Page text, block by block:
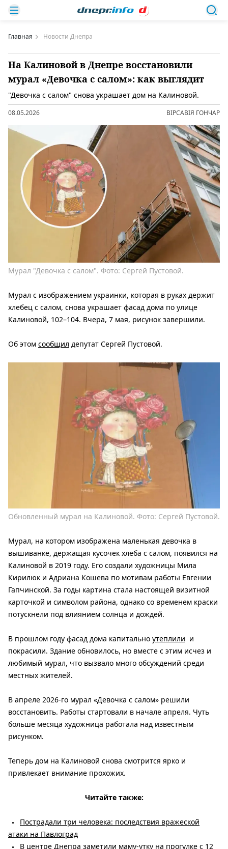
Главная Новости Днепра
На Калиновой в Днепре восстановили
мурал «Девочка с салом»: как выглядит
"Девочка с салом" снова украшает дом на Калиновой.
08.05.2026 ВІРСАВІЯ ГОНЧАР
Мурал "Девочка с салом". Фото: Сергей Пустовой.
Мурал с изображением украинки, которая в руках держит
хлебец с салом, снова украшает фасад дома по улице
Калиновой, 102–104. Вчера, 7 мая, рисунок завершили.
Об этом сообщил депутат Сергей Пустовой.
Обновленный мурал на Калиновой. Фото: Сергей Пустовой.
Мурал, на котором изображена маленькая девочка в
вышиванке, держащая кусочек хлеба с салом, появился на
Калиновой в 2019 году. Его создали художницы Мила
Кирилюк и Адриана Кошева по мотивам работы Евгении
Гапчинской. За годы картина стала настоящей визитной
карточкой и символом района, однако со временем краски
потускнели под влиянием солнца и дождей.
В прошлом году фасад дома капитально утеплили и
покрасили. Здание обновилось, но вместе с этим исчез и
любимый мурал, что вызвало много обсуждений среди
местных жителей.
В апреле 2026-го мурал «Девочка с салом» решили
восстановить. Работы стартовали в начале апреля. Чуть
больше месяца художница работала над известным
рисунком.
Теперь дом на Калиновой снова смотрится ярко и
привлекает внимание прохожих.
Читайте также:
Пострадали три человека: последствия вражеской
атаки на Павлоград
В центре Днепра заметили маму-утку на прогулке с 12